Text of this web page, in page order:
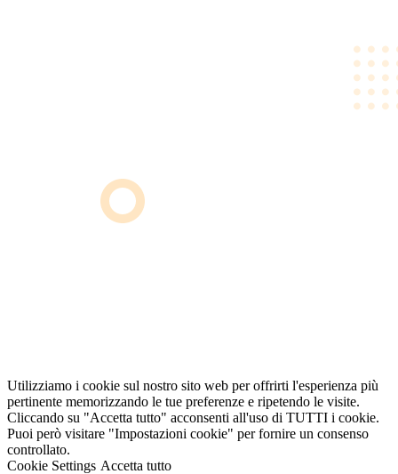
Utilizziamo i cookie sul nostro sito web per offrirti l'esperienza più
pertinente memorizzando le tue preferenze e ripetendo le visite.
Cliccando su "Accetta tutto" acconsenti all'uso di TUTTI i cookie.
Puoi però visitare "Impostazioni cookie" per fornire un consenso
controllato.
Cookie Settings Accetta tutto